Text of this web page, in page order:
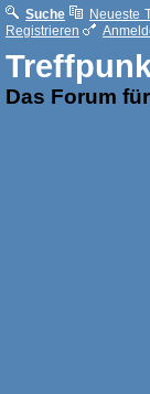
Suche Neueste
Registrieren
Das Forum